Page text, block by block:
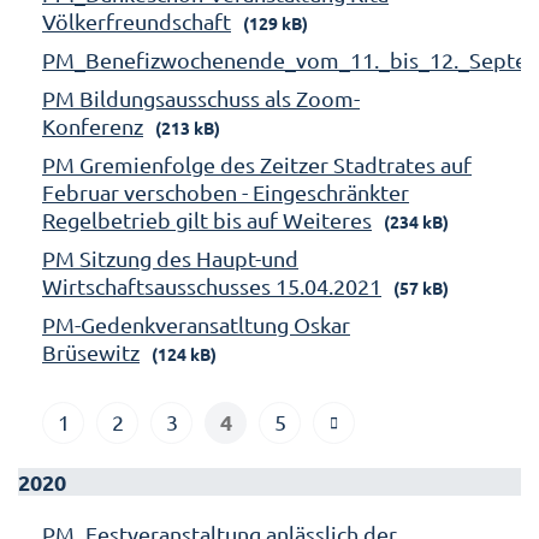
Völkerfreundschaft
(129 kB)
PM Bildungsausschuss als Zoom-
Konferenz
(213 kB)
PM Gremienfolge des Zeitzer Stadtrates auf
Februar verschoben - Eingeschränkter
Regelbetrieb gilt bis auf Weiteres
(234 kB)
PM Sitzung des Haupt-und
Wirtschaftsausschusses 15.04.2021
(57 kB)
PM-Gedenkveransatltung Oskar
Brüsewitz
(124 kB)
1 2 3 4 5
2020
PM_Festveranstaltung anlässlich der